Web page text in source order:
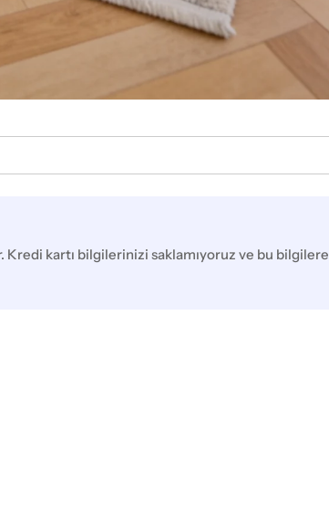
kartı bilgilerinizi saklamıyoruz ve bu bilgilere